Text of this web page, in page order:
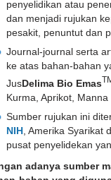
penyelidikan atau
dan menjadi rujukan
pesakit, penuntut dan
Journal-journal serta
ke atas bahan-bahan
JusDelima Bio Emas
Kurma, Aprikot,
Sumber rujukan ini
NIH , Amerika
pusat penyelidekan
adanya sumber